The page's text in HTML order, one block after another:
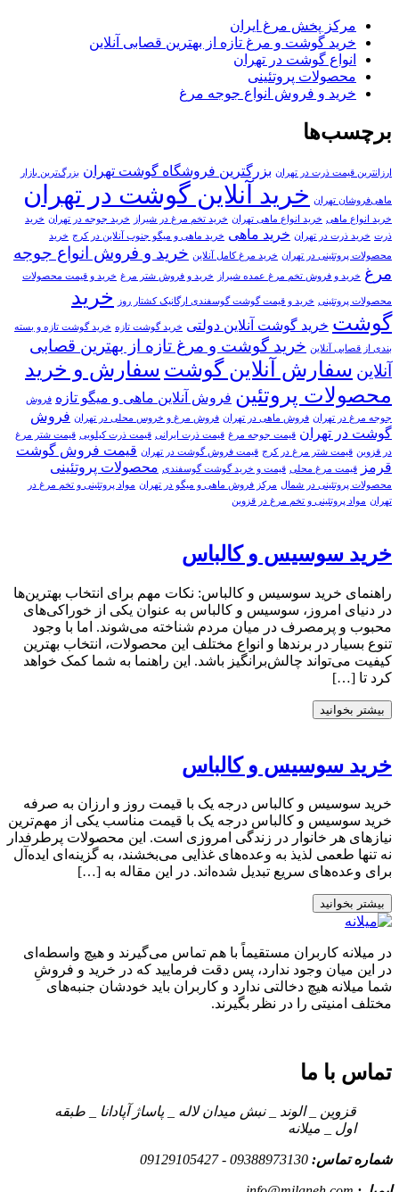
مرکز پخش مرغ ایران
خرید گوشت و مرغ تازه از بهترین قصابی آنلاین
انواع گوشت در تهران
محصولات پروتئینی
خرید و فروش انواع جوجه مرغ
برچسب‌ها
ارزانترین قیمت ذرت در تهران بزرگترین فروشگاه گوشت تهران بزرگ‌ترین بازار
ماهی‌فروشان تهران خرید آنلاین گوشت در تهران
خرید انواع ماهی خرید انواع ماهی تهران خرید تخم مرغ در شیراز خرید جوجه در تهران خرید
ذرت خرید ذرت در تهران خرید ماهی خرید ماهی و میگو جنوب آنلاین در کرج خرید
محصولات پروتئینی در تهران خرید مرغ کامل آنلاین خرید و فروش انواع جوجه
مرغ خرید و فروش تخم مرغ عمده شیراز خرید و فروش شتر مرغ خرید و قیمت محصولات
محصولات پروتئینی خرید و قیمت گوشت گوسفندی ارگانیک کشتار روز
خرید
گوشت خرید گوشت آنلاین دولتی خرید گوشت تازه خرید گوشت تازه و بسته
بندی از قصابی آنلاین خرید گوشت و مرغ تازه از بهترین قصابی
آنلاین سفارش آنلاین گوشت سفارش و خرید
محصولات پروتئین فروش آنلاین ماهی و میگو تازه فروش
جوجه مرغ در تهران فروش ماهی در تهران فروش مرغ و خروس محلی در تهران فروش
گوشت در تهران قیمت جوجه مرغ قیمت ذرت ایرانی قیمت ذرت کیلویی قیمت شتر مرغ
در قزوین قیمت شتر مرغ در کرج قیمت فروش گوشت در تهران قیمت فروش گوشت
قرمز
قیمت مرغ محلی قیمت و خرید گوشت گوسفندی محصولات پروتئینی
محصولات پروتئینی در شمال مرکز فروش ماهی و میگو در تهران مواد پروتئینی و تخم مرغ در
تهران مواد پروتئینی و تخم مرغ در قزوین
خرید سوسیس و کالباس
راهنمای خرید سوسیس و کالباس: نکات مهم برای انتخاب بهترین‌ها
در دنیای امروز، سوسیس و کالباس به عنوان یکی از خوراکی‌های
محبوب و پرمصرف در میان مردم شناخته می‌شوند. اما با وجود
تنوع بسیار در برندها و انواع مختلف این محصولات، انتخاب بهترین
کیفیت می‌تواند چالش‌برانگیز باشد. این راهنما به شما کمک خواهد
کرد تا […]
بیشتر بخوانید
خرید سوسیس و کالباس
خرید سوسیس و کالباس درجه یک با قیمت روز و ارزان به صرفه
خرید سوسیس و کالباس درجه یک با قیمت مناسب یکی از مهم‌ترین
نیازهای هر خانوار در زندگی امروزی است. این محصولات پرطرفدار
نه تنها طعمی لذیذ به وعده‌های غذایی می‌بخشند، به گزینه‌ای ایده‌آل
برای وعده‌های سریع تبدیل شده‌اند. در این مقاله به […]
بیشتر بخوانید
در میلانه کاربران مستقیماً با هم تماس می‌گیرند و هیچ واسطه‌ای
در این میان وجود ندارد، پس دقت فرمایید که در خرید و فروشِ
شما میلانه هیچ دخالتی ندارد و کاربران باید خودشان جنبه‌های
مختلف امنیتی را در نظر بگیرند.
تماس با ما
قزوین _ الوند _ نبش میدان لاله _ پاساژ آپادانا _ طبقه
اول _ میلانه
شماره تماس: 09388973130 - 09129105427